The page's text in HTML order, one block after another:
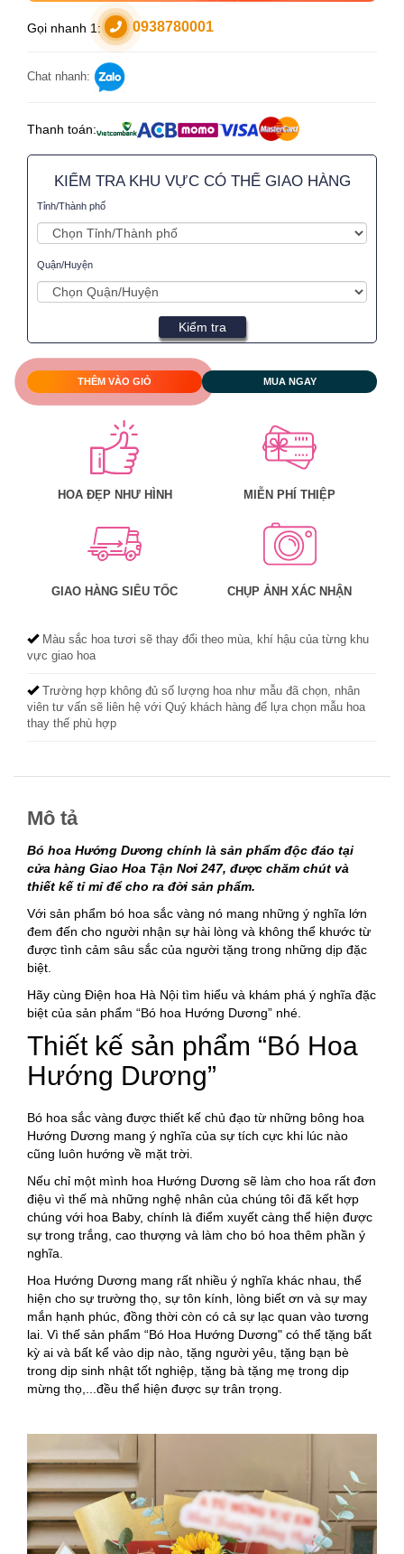
Gọi nhanh 1: 0938780001
Chat nhanh:
Thanh toán:
KIỂM TRA KHU VỰC CÓ THỂ GIAO HÀNG
Tỉnh/Thành phố
Quận/Huyện
Kiểm tra
THÊM VÀO GIỎ MUA NGAY
HOA ĐẸP NHƯ HÌNH MIỄN PHÍ THIỆP
GIAO HÀNG SIÊU TỐC CHỤP ẢNH XÁC NHẬN
Màu sắc hoa tươi sẽ thay đổi theo mùa, khí hậu của từng khu
vực giao hoa
Trường hợp không đủ số lượng hoa như mẫu đã chọn, nhân
viên tư vấn sẽ liên hệ với Quý khách hàng để lựa chọn mẫu hoa
thay thế phù hợp
Mô tả
Bó hoa Hướng Dương chính là sản phẩm độc đáo tại
cửa hàng Giao Hoa Tận Nơi 247, được chăm chút và
thiết kế tỉ mỉ để cho ra đời sản phẩm.
Với sản phẩm bó hoa sắc vàng nó mang những ý nghĩa lớn
đem đến cho người nhận sự hài lòng và không thể khước từ
được tình cảm sâu sắc của người tặng trong những dịp đặc
biệt.
Hãy cùng Điện hoa Hà Nội tìm hiểu và khám phá ý nghĩa đặc
biệt của sản phẩm “Bó hoa Hướng Dương” nhé.
Thiết kế sản phẩm “Bó Hoa
Hướng Dương”
Bó hoa sắc vàng được thiết kế chủ đạo từ những bông hoa
Hướng Dương mang ý nghĩa của sự tích cực khi lúc nào
cũng luôn hướng về mặt trời.
Nếu chỉ một mình hoa Hướng Dương sẽ làm cho hoa rất đơn
điệu vì thế mà những nghệ nhân của chúng tôi đã kết hợp
chúng với hoa Baby, chính là điểm xuyết càng thể hiện được
sự trong trắng, cao thượng và làm cho bó hoa thêm phần ý
nghĩa.
Hoa Hướng Dương mang rất nhiều ý nghĩa khác nhau, thể
hiện cho sự trường thọ, sự tôn kính, lòng biết ơn và sự may
mắn hạnh phúc, đồng thời còn có cả sự lạc quan vào tương
lai. Vì thế sản phẩm “Bó Hoa Hướng Dương" có thể tặng bất
kỳ ai và bất kể vào dịp nào, tặng người yêu, tặng bạn bè
trong dịp sinh nhật tốt nghiệp, tặng bà tặng mẹ trong dịp
mừng thọ,...đều thể hiện được sự trân trọng.